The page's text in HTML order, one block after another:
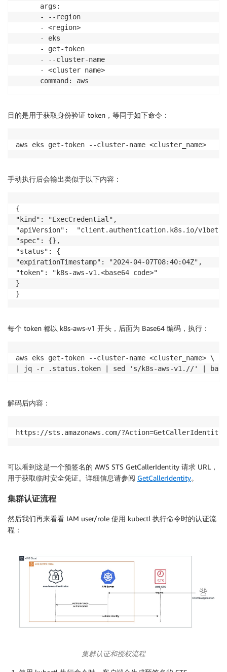
      args:
      - --region
      - <region>
      - eks
      - get-token
      - --cluster-name
      - <cluster name>
目的是用于获取身份验证 token，等同于如下命令：
aws eks get-token --cluster-name <cluster_name>
手动执行后会输出类似于以下内容：
{
"kind": "ExecCredential",
"apiVersion":  "client.authentication.k8s.io/
"spec": {},
"status": {
"expirationTimestamp": "2024-04-07T08:40:04Z",
"token": "k8s-aws-v1.<base64 code>"
}
}
每个 token 都以 k8s-aws-v1 开头，后面为 Base64 编码，执行：
aws eks get-token --cluster-name <cluster_name> \
| jq -r .status.token | sed 's/k8s-aws-v1.//' |
解码后内容：
https://sts.amazonaws.com/
可以看到这是一个预签名的 AWS STS GetCallerIdentity 请求 URL，
用于获取临时安全凭证。详细信息请参阅 GetCallerIdentity。
集群认证流程
然后我们再来看看 IAM user/role 使用 kubectl 执行命令时的认证流
程：
集群认证和授权流程